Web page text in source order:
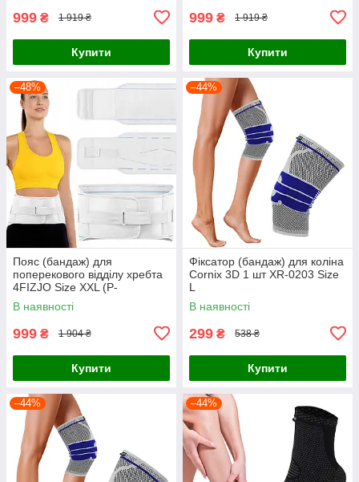
999 ₴ 1 919 ₴
Купити
999 ₴ 1 919 ₴
Купити
–48%
Пояс (бандаж) для
поперекового відділу хребта
4FIZJO Size XXL (P-
5907739318169)
В наявності
999 ₴ 1 904 ₴
Купити
–44%
Фіксатор (бандаж) для коліна
Cornix 3D 1 шт XR-0203 Size
L
В наявності
299 ₴ 538 ₴
Купити
–44% –44%